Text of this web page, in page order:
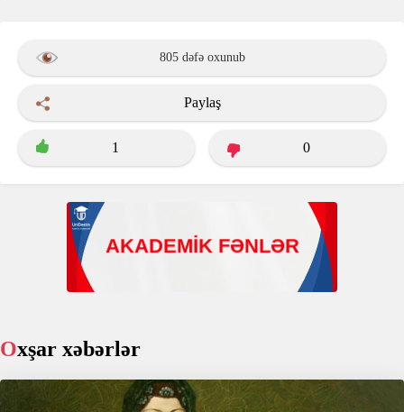
805 dəfə oxunub
Paylaş
1 0
Oxşar xəbərlər